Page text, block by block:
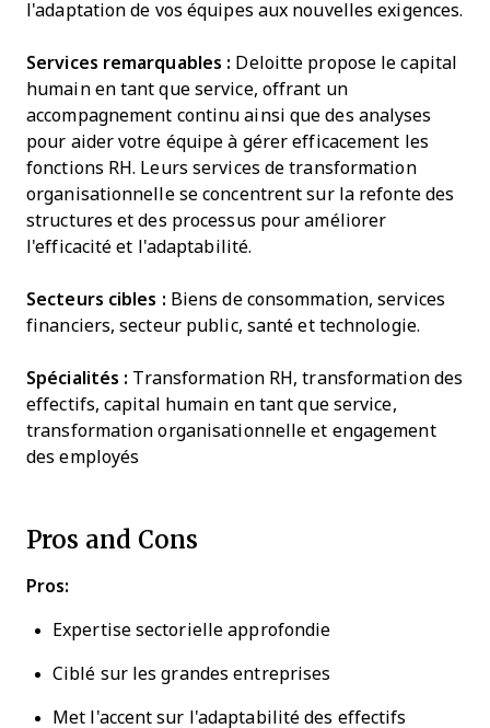
l'adaptation de vos équipes aux nouvelles exigences.
Services remarquables : Deloitte propose le capital
humain en tant que service, offrant un
accompagnement continu ainsi que des analyses
pour aider votre équipe à gérer efficacement les
fonctions RH. Leurs services de transformation
organisationnelle se concentrent sur la refonte des
structures et des processus pour améliorer
l'efficacité et l'adaptabilité.
Secteurs cibles : Biens de consommation, services
financiers, secteur public, santé et technologie.
Spécialités : Transformation RH, transformation des
effectifs, capital humain en tant que service,
transformation organisationnelle et engagement
des employés
Pros and Cons
Pros:
Expertise sectorielle approfondie
Ciblé sur les grandes entreprises
Met l'accent sur l'adaptabilité des effectifs